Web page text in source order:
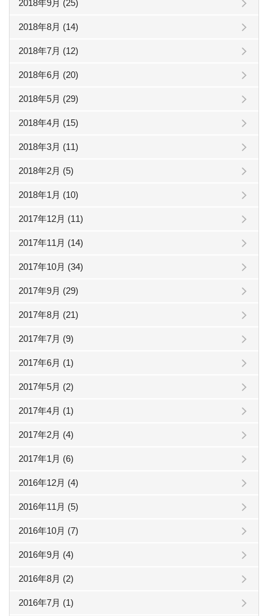
2018年9月 (25)
2018年8月 (14)
2018年7月 (12)
2018年6月 (20)
2018年5月 (29)
2018年4月 (15)
2018年3月 (11)
2018年2月 (5)
2018年1月 (10)
2017年12月 (11)
2017年11月 (14)
2017年10月 (34)
2017年9月 (29)
2017年8月 (21)
2017年7月 (9)
2017年6月 (1)
2017年5月 (2)
2017年4月 (1)
2017年2月 (4)
2017年1月 (6)
2016年12月 (4)
2016年11月 (5)
2016年10月 (7)
2016年9月 (4)
2016年8月 (2)
2016年7月 (1)